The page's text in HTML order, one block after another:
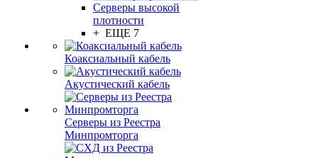
Серверы высокой
плотности
+ ЕЩЕ 7
Коаксиальный кабель
Акустический кабель
Серверы из Реестра
Минпромторга